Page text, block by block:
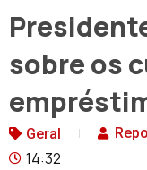
sobre os
Geral
14:32